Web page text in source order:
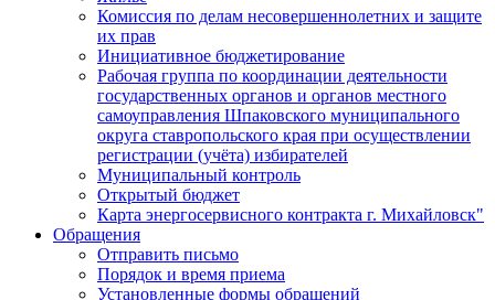
Комиссия по делам несовершеннолетних и защите
их прав
Инициативное бюджетирование
Рабочая группа по координации деятельности
государственных органов и органов местного
самоуправления Шпаковского муниципального
округа ставропольского края при осуществлении
регистрации (учёта) избирателей
Муниципальный контроль
Открытый бюджет
Карта энергосервисного контракта г. Михайловск"
Обращения
Отправить письмо
Порядок и время приема
Установленные формы обращений